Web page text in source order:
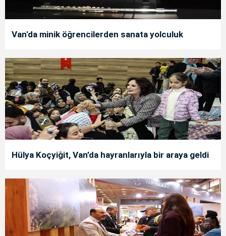
Van'da minik öğrencilerden sanata yolculuk
Hülya Koçyiğit, Van’da hayranlarıyla bir araya geldi